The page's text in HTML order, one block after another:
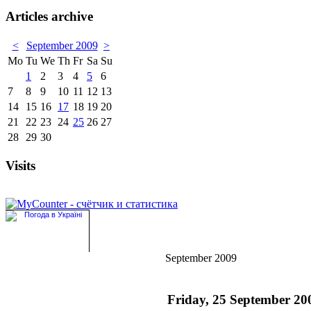
Articles archive
< September 2009 >
Mo Tu We Th Fr Sa Su
1
2 3 4 5
6
7
8 9 10 11 12 13
14
15 16 17 18 19 20
21
22 23 24 25 26 27
28
29 30
Visits
September 2009
Friday, 25 September